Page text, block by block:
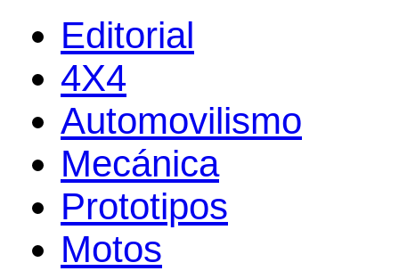
Editorial
4X4
Automovilismo
Mecánica
Prototipos
Motos